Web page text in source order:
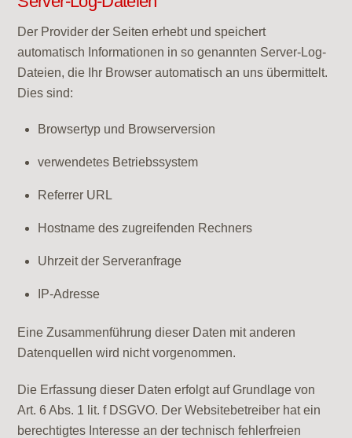
Der Provider der Seiten erhebt und speichert
automatisch Informationen in so genannten Server-Log-
Dateien, die Ihr Browser automatisch an uns übermittelt.
Dies sind:
Browsertyp und Browserversion
verwendetes Betriebssystem
Referrer URL
Hostname des zugreifenden Rechners
Uhrzeit der Serveranfrage
IP-Adresse
Eine Zusammenführung dieser Daten mit anderen
Datenquellen wird nicht vorgenommen.
Die Erfassung dieser Daten erfolgt auf Grundlage von
Art. 6 Abs. 1 lit. f DSGVO. Der Websitebetreiber hat ein
berechtigtes Interesse an der technisch fehlerfreien